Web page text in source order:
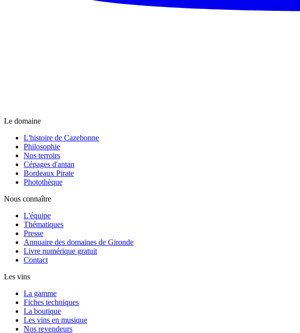
Le domaine
L'histoire de Cazebonne
Philosophie
Nos terroirs
Cépages d'antan
Bordeaux Pirate
Photothèque
Nous connaître
L'équipe
Thématiques
Presse
Annuaire des domaines de Gironde
Livre numérique gratuit
Contact
Les vins
La gamme
Fiches techniques
La boutique
Les vins en musique
Nos revendeurs